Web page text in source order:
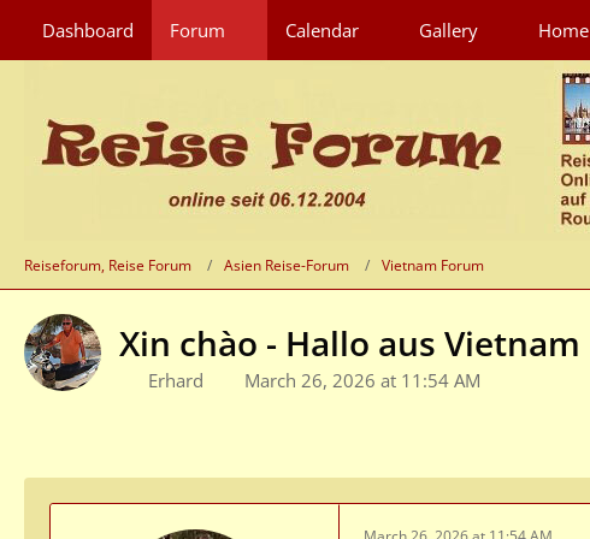
Dashboard Forum Calendar Gallery Home
Reiseforum, Reise Forum Asien Reise-Forum Vietnam Forum
Xin chào - Hallo aus Vietnam
Erhard March 26, 2026 at 11:54 AM